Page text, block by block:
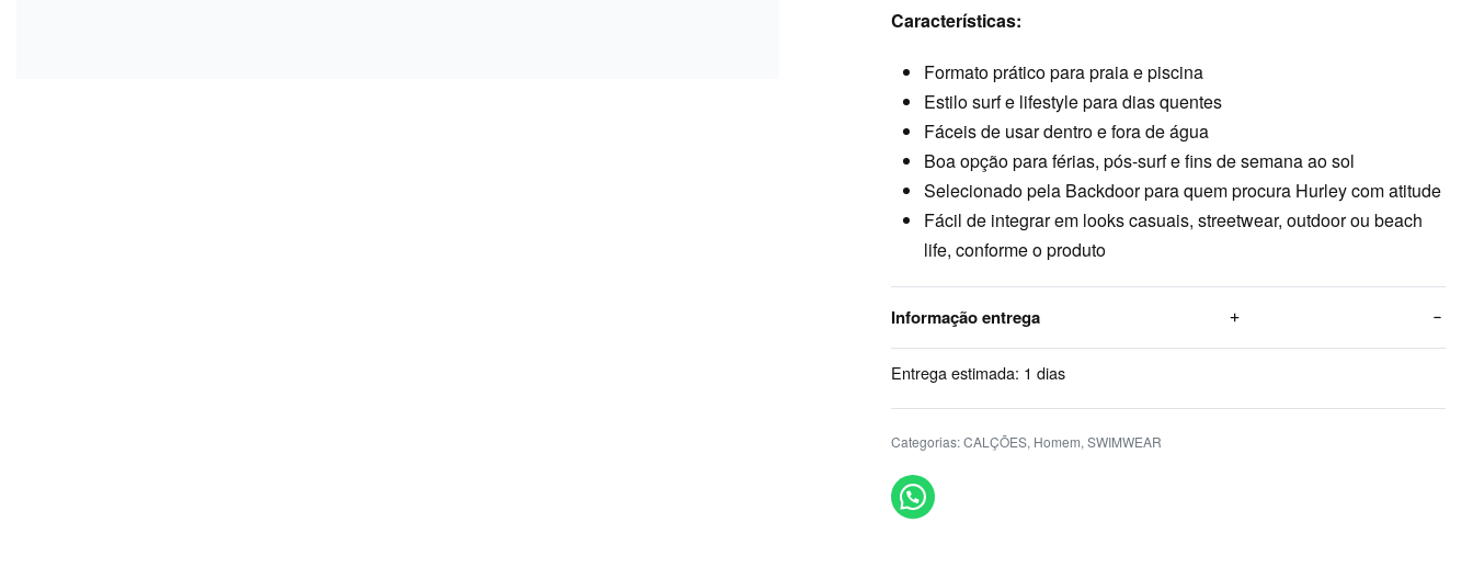
Características:
Formato prático para praia e piscina
Estilo surf e lifestyle para dias quentes
Fáceis de usar dentro e fora de água
Boa opção para férias, pós-surf e fins de semana ao sol
Selecionado pela Backdoor para quem procura Hurley com atitude
Fácil de integrar em looks casuais, streetwear, outdoor ou beach
life, conforme o produto
Informação entrega
Entrega estimada: 1 dias
Categorias:CALÇÕES, Homem,SWIMWEAR